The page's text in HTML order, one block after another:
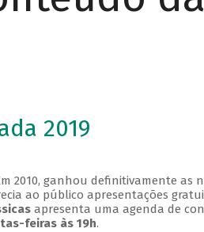
2019
2010, ganhou definitivamente as
ao público apresentações
apresenta uma agenda de
feiras às 19h.